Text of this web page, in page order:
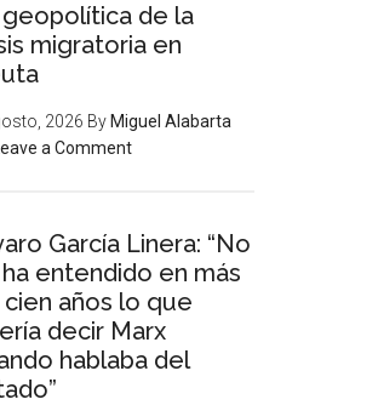
geopolítica de la
migratoria en
2026 By Miguel Alabarta
a Comment
García Linera: “No
entendido en más
años lo que
decir Marx
hablaba del